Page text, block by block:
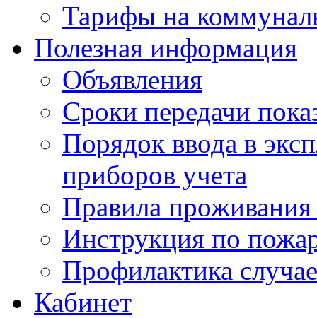
Тарифы на
Полезная информация
Объявления
Сроки передачи
Порядок ввода в
приборов учета
Правила
Инструкция по
Профилактика
Кабинет